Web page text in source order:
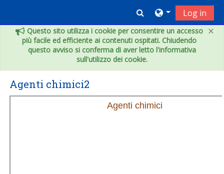
×
Questo sito utilizza i cookie per consentire un accesso
più facile ed efficiente ai contenuti ospitati. Chiudendo
questo avviso si conferma di aver letto l'informativa
sull'utilizzo dei cookie.
Toggle search
Log in
Agenti chimici2